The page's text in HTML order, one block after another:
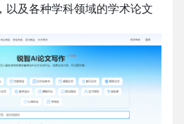
以及各种学科领域的学术论文